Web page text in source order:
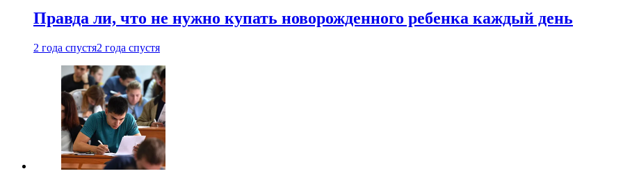
Правда ли, что не нужно купать новорожденного ребенка каждый день
2 года спустя2 года спустя